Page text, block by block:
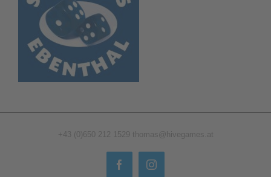
+43 (0)650 212 1529 thomas@hivegames.at
FacebookInstagram